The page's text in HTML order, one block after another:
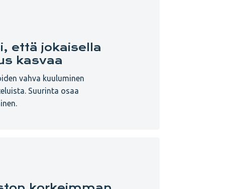
että jokaisella
kasvaa
vahva kuuluminen
Suurinta osaa